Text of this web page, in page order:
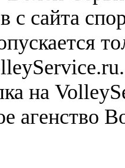
с сайта
на
агенство